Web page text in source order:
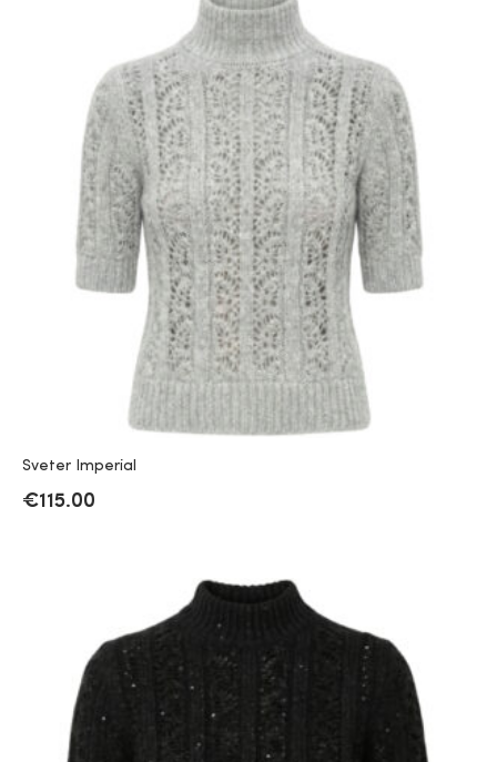
Sveter Imperial
€115.00